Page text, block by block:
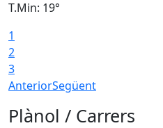
T.Min: 19°
1
2
3
AnteriorSegüent
Plànol / Carrers